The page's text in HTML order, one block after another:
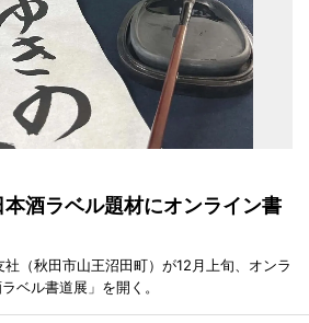
酒ラベル題材にオンライン書
（秋田市山王沼田町）が12月上旬、オンラ
ベル書道展」を開く。